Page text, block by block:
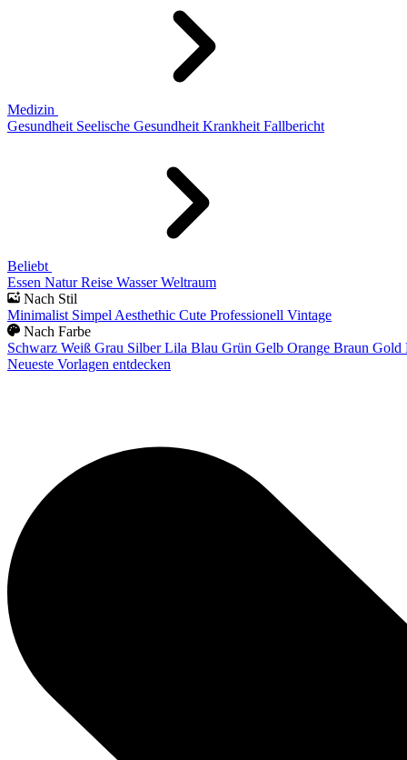
Medizin
Gesundheit Seelische Gesundheit Krankheit Fallbericht
Beliebt
Essen Natur Reise Wasser Weltraum
Nach Stil
Minimalist Simpel Aesthethic Cute Professionell Vintage
Nach Farbe
Schwarz Weiß Grau Silber Lila Blau Grün Gelb Orange Braun Gold
Neueste Vorlagen entdecken